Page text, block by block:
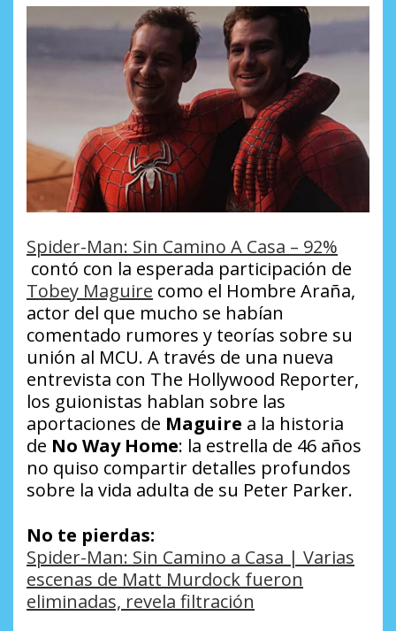
Spider-Man: Sin Camino A Casa – 92%
contó con la esperada participación de
Tobey Maguire como el Hombre Araña,
actor del que mucho se habían
comentado rumores y teorías sobre su
unión al MCU. A través de una nueva
entrevista con The Hollywood Reporter,
los guionistas hablan sobre las
aportaciones de Maguire a la historia
de No Way Home: la estrella de 46 años
no quiso compartir detalles profundos
sobre la vida adulta de su Peter Parker.
No te pierdas:
Spider-Man: Sin Camino a Casa | Varias
escenas de Matt Murdock fueron
eliminadas, revela filtración